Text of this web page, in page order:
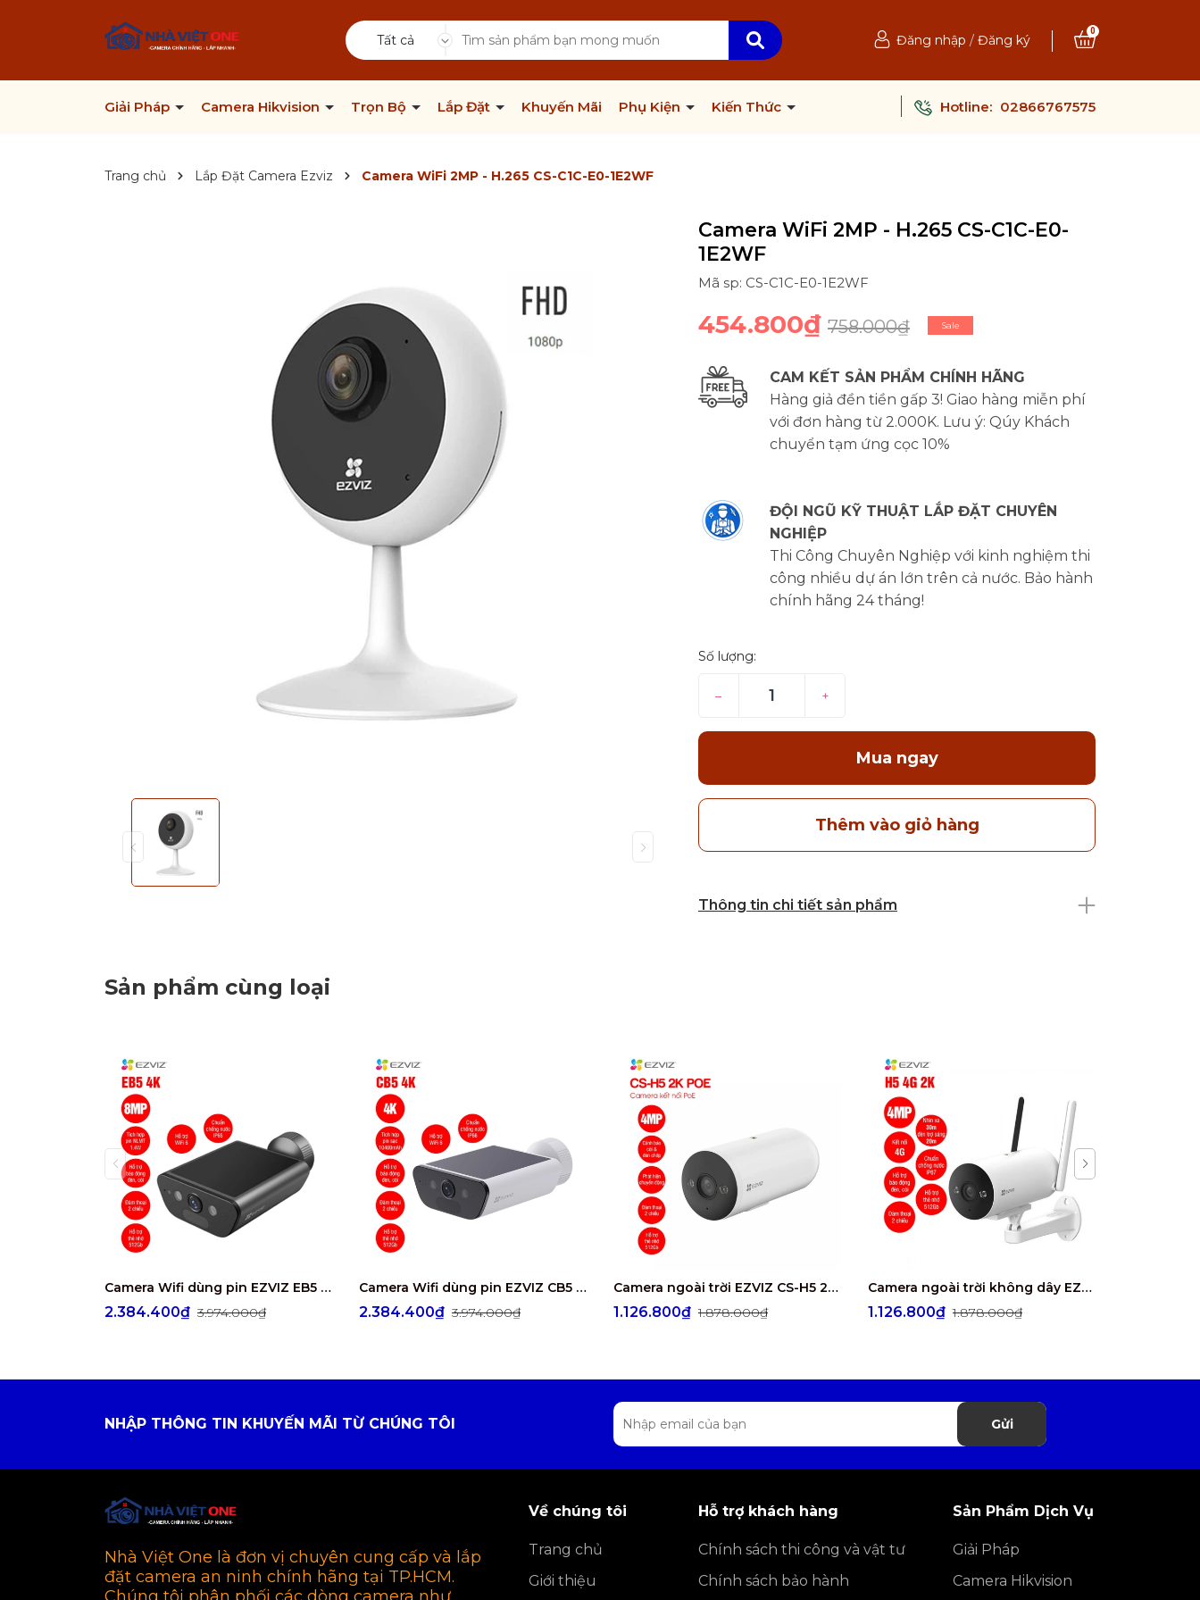
Tất cả Đăng nhập / Đăng ký
0
Giải Pháp Camera Hikvision Trọn Bộ Lắp Đặt Khuyến Mãi Phụ Kiện Kiến Thức Hotline: 02866767575
Trang chủ Lắp Đặt Camera Ezviz Camera WiFi 2MP - H.265 CS-C1C-E0-1E2WF
Camera WiFi 2MP - H.265 CS-C1C-E0-
1E2WF
Mã sp: CS-C1C-E0-1E2WF
454.800₫ 758.000₫ Sale
CAM KẾT SẢN PHẨM CHÍNH HÃNG
Hàng giả đền tiền gấp 3! Giao hàng miễn phí
với đơn hàng từ 2.000K. Lưu ý: Qúy Khách
chuyển tạm ứng cọc 10%
ĐỘI NGŨ KỸ THUẬT LẮP ĐẶT CHUYÊN
NGHIỆP
Thi Công Chuyên Nghiệp với kinh nghiệm thi
công nhiều dự án lớn trên cả nước. Bảo hành
chính hãng 24 tháng!
Số lượng:
– +
Mua ngay
Thêm vào giỏ hàng
Thông tin chi tiết sản phẩm
Sản phẩm cùng loại
Camera Wifi dùng pin EZVIZ EB5 4K 8MP
2.384.400₫ 3.974.000₫
Camera Wifi dùng pin EZVIZ CB5 4K
2.384.400₫ 3.974.000₫
Camera ngoài trời EZVIZ CS-H5 2K POE
1.126.800₫1.878.000₫
Camera ngoài trời không dây EZVIZ H5 4G 2K
1.126.800₫1.878.000₫
NHẬP THÔNG TIN KHUYẾN MÃI TỪ CHÚNG TÔI Gửi
Nhà Việt One là đơn vị chuyên cung cấp và lắp
đặt camera an ninh chính hãng tại TP.HCM.
Về chúng tôi
Trang chủ
Giới thiệu
Hỗ trợ khách hàng
Chính sách thi công và vật tư
Chính sách bảo hành
Sản Phẩm Dịch Vụ
Giải Pháp
Camera Hikvision